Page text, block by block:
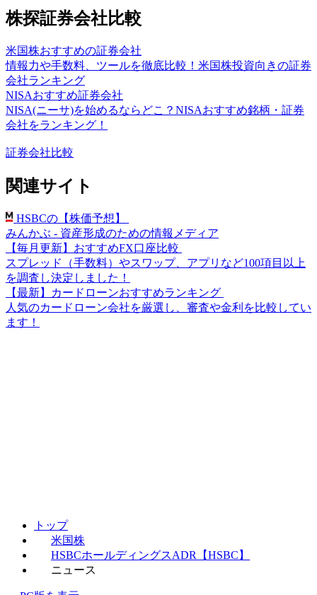
株探証券会社比較
米国株おすすめの証券会社
情報力や手数料、ツールを徹底比較！米国株投資向きの証券
会社ランキング
NISAおすすめ証券会社
NISA(ニーサ)を始めるならどこ？NISAおすすめ銘柄・証券
会社をランキング！
証券会社比較
関連サイト
HSBCの【株価予想】
みんかぶ - 資産形成のための情報メディア
【毎月更新】おすすめFX口座比較
スプレッド（手数料）やスワップ、アプリなど100項目以上
を調査し決定しました！
【最新】カードローンおすすめランキング
人気のカードローン会社を厳選し、審査や金利を比較してい
ます！
トップ
米国株
HSBCホールディングスADR【HSBC】
ニュース